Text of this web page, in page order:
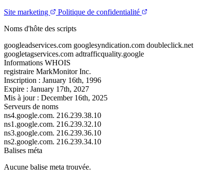
Site marketing
Politique de confidentialité
Noms d'hôte des scripts
googleadservices.com googlesyndication.com doubleclick.net
googletagservices.com adtrafficquality.google
Informations WHOIS
registraire MarkMonitor Inc.
Inscription : January 16th, 1996
Expire : January 17th, 2027
Mis à jour : December 16th, 2025
Serveurs de noms
ns4.google.com. 216.239.38.10
ns1.google.com. 216.239.32.10
ns3.google.com. 216.239.36.10
ns2.google.com. 216.239.34.10
Balises méta
Aucune balise meta trouvée.